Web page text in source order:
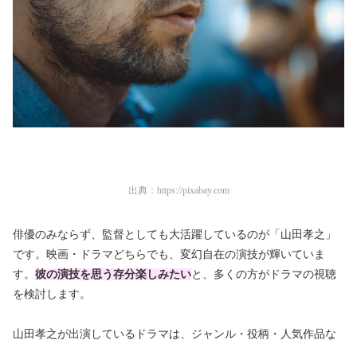
出典： https://pixabay.com
俳優のみならず、監督としても大活躍しているのが「山田孝之」
です。映画・ドラマどちらでも、変幻自在の演技が輝いていま
す。 彼の演技を思う存分楽しみたいと、多くの方がドラマの視聴
を検討します。
山田孝之が出演しているドラマは、ジャンル・役柄・人気作品な